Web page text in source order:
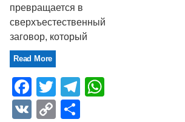
превращается в
сверхъестественный
заговор, который
Read More
Facebook
TwitterTelegram
VK Copy